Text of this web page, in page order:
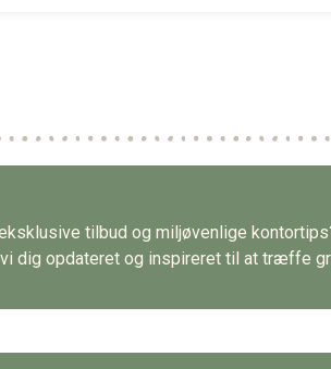
tilbud og miljøvenlige
dig opdateret og inspireret til at træffe